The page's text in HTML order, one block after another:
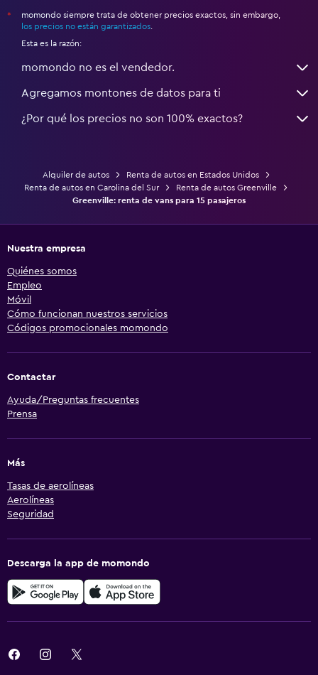
*
momondo siempre trata de obtener precios exactos, sin embargo,
los precios no están garantizados
Esta es la razón:
momondo no es el vendedor.
Agregamos montones de datos para ti
¿Por qué los precios no son 100% exactos?
Alquiler de autos
Renta de autos en Estados Unidos
Renta de autos en Carolina del Sur
Renta de autos Greenville
Greenville: renta de vans para 15 pasajeros
Nuestra empresa
Quiénes somos
Empleo
Móvil
Cómo funcionan nuestros servicios
Códigos promocionales momondo
Contactar
Ayuda/Preguntas frecuentes
Prensa
Más
Tasas de aerolíneas
Aerolíneas
Seguridad
Descarga la app de momondo